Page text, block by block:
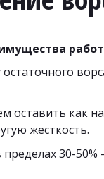
оставить как
жесткость.
30-50%